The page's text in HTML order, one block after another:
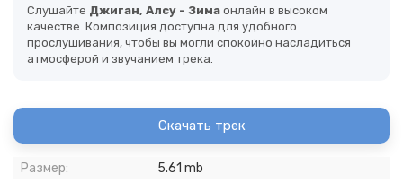
Слушайте Джиган, Алсу - Зима онлайн в высоком
качестве. Композиция доступна для удобного
прослушивания, чтобы вы могли спокойно насладиться
атмосферой и звучанием трека.
Скачать трек
Размер:
5.61 mb